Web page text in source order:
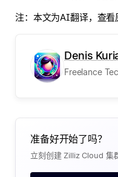
准备好开始了吗？
立刻创建 Zilliz Cloud 集
注：本文为AI翻译， 查看
Denis
Freelance